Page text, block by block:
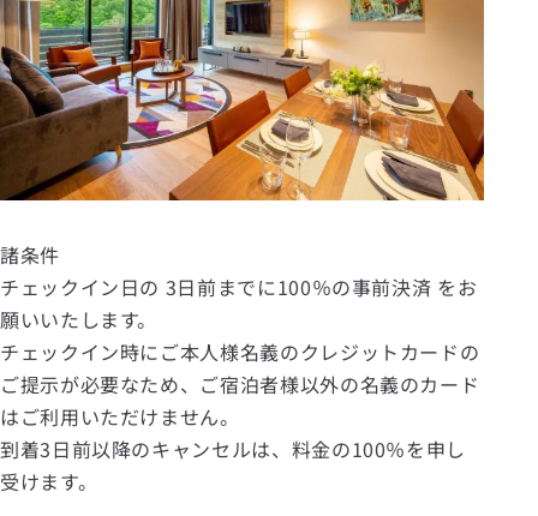
諸条件
チェックイン日の 3日前までに100％の事前決済 をお
願いいたします。
チェックイン時にご本人様名義のクレジットカードの
ご提示が必要なため、ご宿泊者様以外の名義のカード
はご利用いただけません。
到着3日前以降のキャンセルは、料金の100％を申し
受けます。